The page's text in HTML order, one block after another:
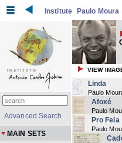
Institute Paulo Moura
VIEW
Linda
Paulo
Afoxé
Paulo
Pro Fela
Paulo
Advanced Search
MAIN SETS